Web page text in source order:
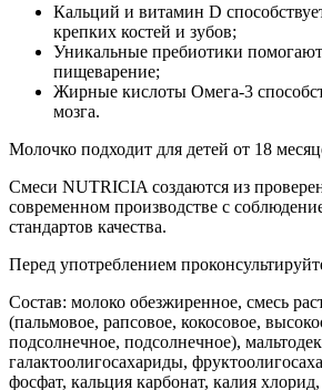
Кальций и витамин D
крепких костей и зубов;
Уникальные пребиотики
пищеварение;
Жирные кислоты Омега-3
мозга.
Молочко подходит для детей от 18
Смеси NUTRICIA создаются из
современном производстве с
стандартов качества.
Перед употреблением
Состав: молоко обезжиренное, смесь
(пальмовое, рапсовое, кокосовое,
подсолнечное, подсолнечное),
галактоолигосахариды,
фосфат, кальция карбонат, калия